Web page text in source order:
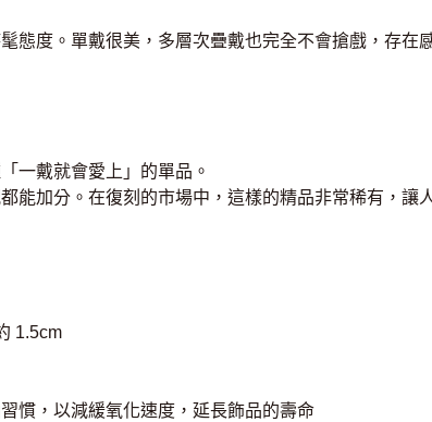
態度。單戴很美，多層次疊戴也完全不會搶戲，存在
一戴就會愛上」的單品。
能加分。在復刻的市場中，這樣的精品非常稀有，讓
1.5cm
慣，以減緩氧化速度，延長飾品的壽命